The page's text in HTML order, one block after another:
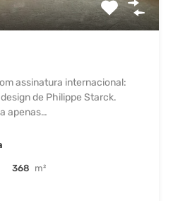
assinatura internacional:
de Philippe Starck.
apenas…
368 m²